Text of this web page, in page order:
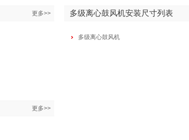
更多>> 多级离心鼓风机安装尺寸列表
多级离心鼓风机
更多>>